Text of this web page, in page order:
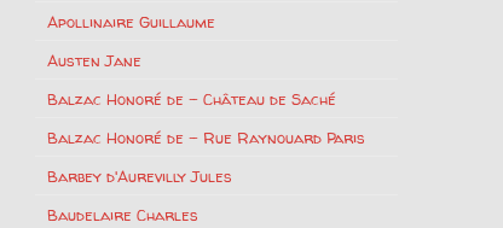
Apollinaire Guillaume
Austen Jane
Balzac Honoré de – Château de Saché
Balzac Honoré de – Rue Raynouard Paris
Barbey d'Aurevilly Jules
Baudelaire Charles